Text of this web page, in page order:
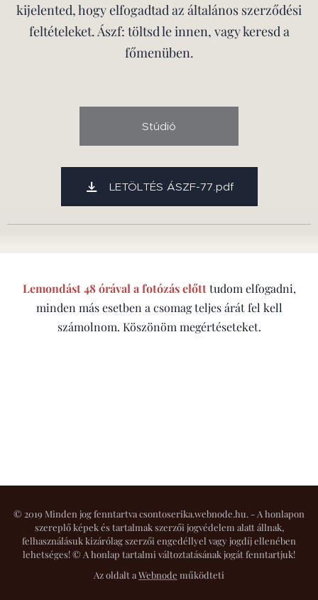
kijelented, hogy elfogadtad az általános szerződési
feltételeket. Ászf: töltsd le innen, vagy keresd a
főmenüben.
Stúdió
LETÖLTÉS ÁSZF-77.pdf
Lemondást 48 órával a fotózás előtt tudom elfogadni,
minden más esetben a csomag teljes árát fel kell
számolnom. Köszönöm megértéseteket.
© 2019 Minden jog fenntartva csontoserika.webnode.hu. - A honlapon
szereplő képek és tartalmak szerzői jogvédelem alatt állnak,
felhasználásuk kizárólag szerzői engedéllyel vagy jogdíj ellenében
lehetséges! © A honlap tartalmi változtatásának jogátfenntartjuk!
Az oldalt aWebnode működteti